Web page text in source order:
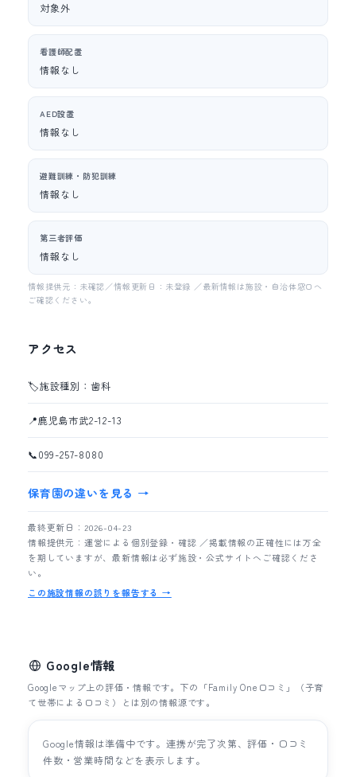
対象外
看護師配置
情報なし
AED設置
情報なし
避難訓練・防犯訓練
情報なし
第三者評価
情報なし
情報提供元：未確認／情報更新日：未登録 ／最新情報は施設・自治体窓口へ
ご確認ください。
アクセス
🏷️施設種別：歯科
📍鹿児島市武2-12-13
📞099-257-8080
保育園の違いを見る →
最終更新日：2026-04-23
情報提供元：運営による個別登録・確認 ／掲載情報の正確性には万全
を期していますが、最新情報は必ず施設・公式サイトへご確認くださ
い。
この施設情報の誤りを報告する →
Google情報
Googleマップ上の評価・情報です。下の「Family One口コミ」（子育
て世帯による口コミ）とは別の情報源です。
Google情報は準備中です。連携が完了次第、評価・口コミ
件数・営業時間などを表示します。